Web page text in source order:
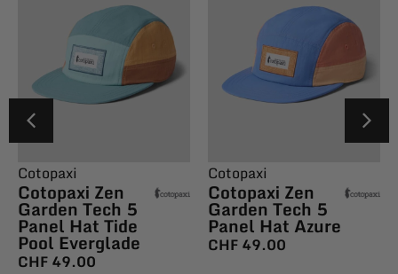
Cotopaxi
Cotopaxi Zen
Garden Tech 5
Panel Hat Tide
Pool Everglade
CHF49.00
Cotopaxi
Cotopaxi Zen
Garden Tech 5
Panel Hat Azure
CHF49.00